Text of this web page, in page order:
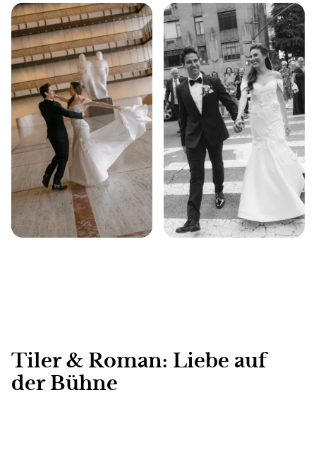
Tiler & Roman: Liebe auf
der Bühne